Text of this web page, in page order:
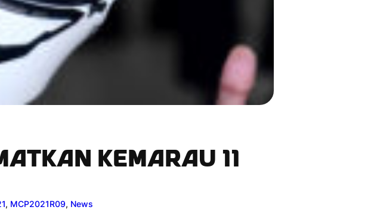
KEMARAU 11
, MCP2021R09, News